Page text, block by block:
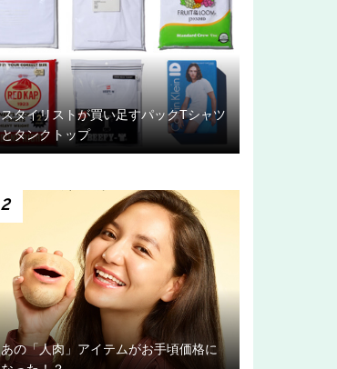
スタイリストが買い足すパックTシャツ
とタンクトップ
2
あの「人肉」アイテムがお手頃価格に